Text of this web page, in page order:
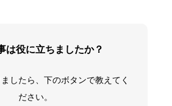
は役に立ちましたか？
したら、下のボタンで教えてく
ださい。